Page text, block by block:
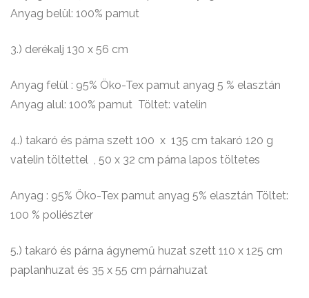
Anyag belül: 100% pamut
3.) derékalj 130 x 56 cm
Anyag felül : 95% Öko-Tex pamut anyag 5 % elasztán
Anyag alul: 100% pamut Töltet: vatelin
4.) takaró és párna szett 100 x 135 cm takaró 120 g
vatelin töltettel , 50 x 32 cm párna lapos töltetes
Anyag : 95% Öko-Tex pamut anyag 5% elasztán Töltet:
100 % poliészter
5.) takaró és párna ágynemű huzat szett 110 x 125 cm
paplanhuzat és 35 x 55 cm párnahuzat